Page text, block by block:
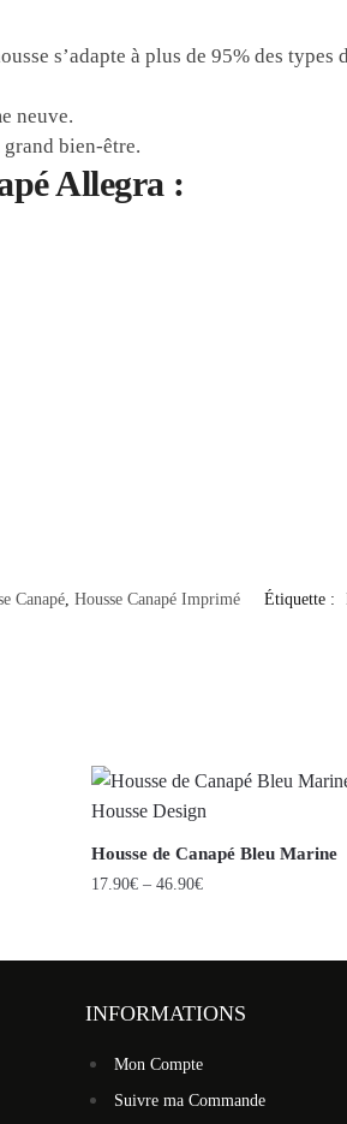
s’adapte à plus de 95% des types
neuve.
bien-être.
Allegra :
Canapé, Housse Canapé Imprimé Étiquette :
Housse de Canapé Bleu Marine
17.90€– 46.90€
INFORMATIONS
Mon Compte
Suivre ma Commande